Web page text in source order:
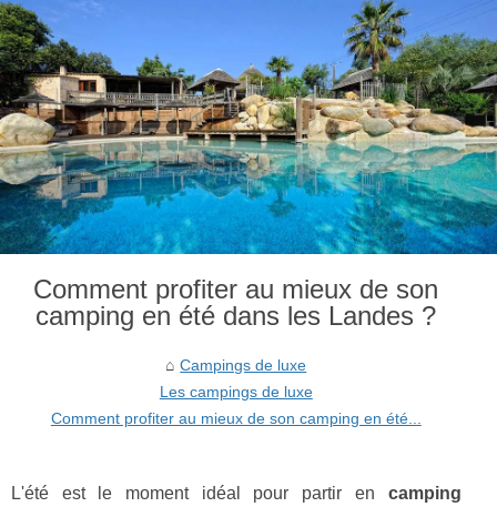
Comment profiter au mieux de son
camping en été dans les Landes ?
Campings de luxe
Les campings de luxe
Comment profiter au mieux de son camping en été...
L'été est le moment idéal pour partir en camping